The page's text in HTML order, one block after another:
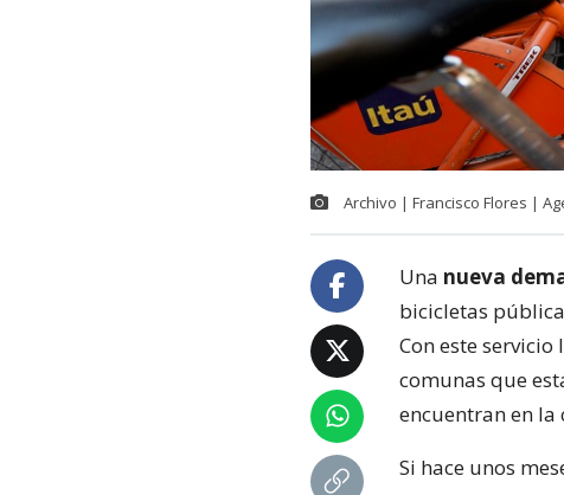
Archivo | Francisco Flores |
Una nueva
bicicletas
Con este
comunas que
encuentran en la
Si hace unos